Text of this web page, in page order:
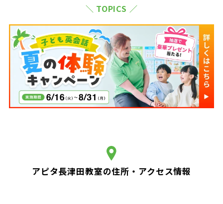
＼ TOPICS ／
アピタ長津田教室の住所・アクセス情報